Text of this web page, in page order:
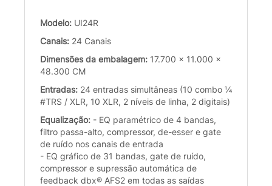
Modelo: UI24R
Canais: 24 Canais
Dimensões da embalagem: 17.700 x 11.000 x
48.300 CM
Entradas: 24 entradas simultâneas (10 combo ¼
#TRS / XLR, 10 XLR, 2 níveis de linha, 2 digitais)
Equalização: - EQ paramétrico de 4 bandas,
filtro passa-alto, compressor, de-esser e gate
de ruído nos canais de entrada
- EQ gráfico de 31 bandas, gate de ruído,
compressor e supressão automática de
feedback dbx® AFS2 em todas as saídas